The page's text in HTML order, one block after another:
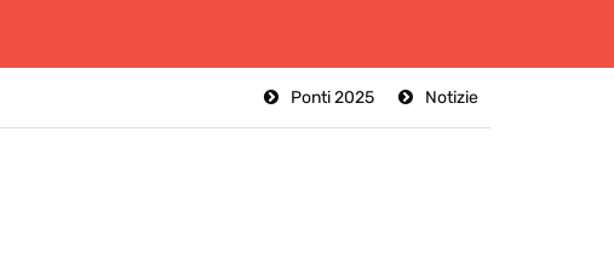
Notizie
Ponti 2025